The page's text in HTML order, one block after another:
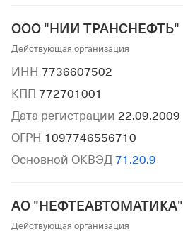
ООО "НИИ ТРАНСНЕФТЬ"
Действующая организация
ИНН 7736607502
КПП 772701001
Дата регистрации 22.09.2009
ОГРН 1097746556710
Основной ОКВЭД 71.20.9
АО "НЕФТЕАВТОМАТИКА"
Действующая организация